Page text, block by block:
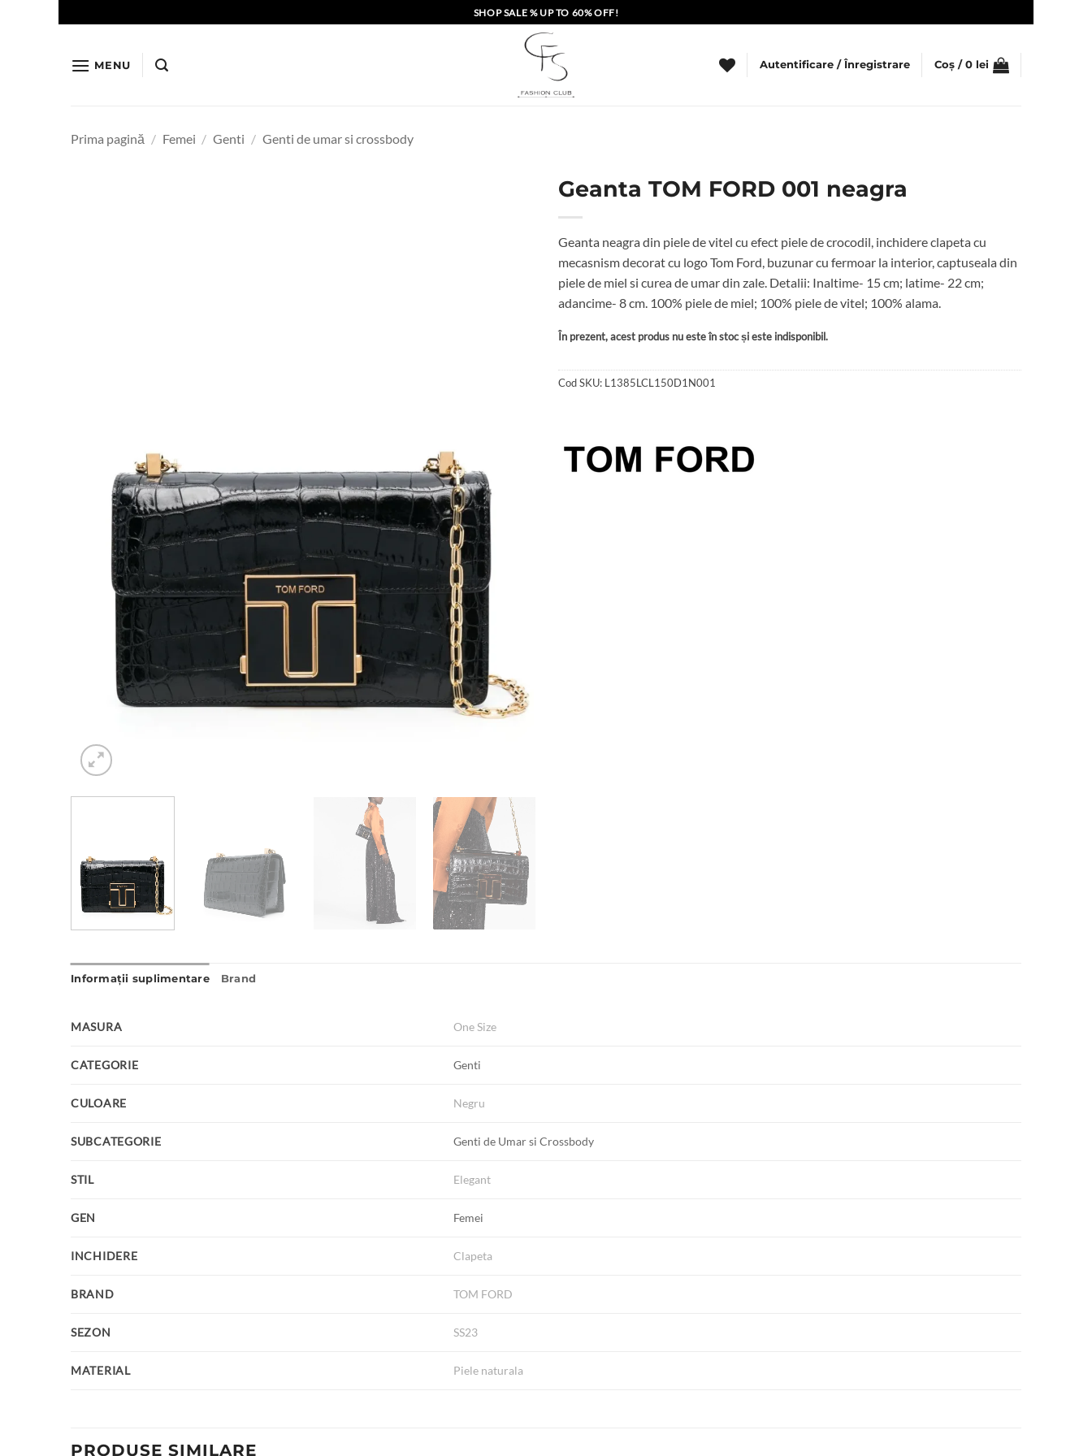
to
SHOP SALE % UP TO 60% OFF!
MENU Autentificare / Înregistrare Coș / 0 lei
Prima pagină / Femei / Genti / Genti de umar si crossbody
Geanta TOM FORD 001 neagra
Geanta neagra din piele de vitel cu efect piele de crocodil, inchidere clapeta cu
mecasnism decorat cu logo Tom Ford, buzunar cu fermoar la interior, captuseala din
piele de miel si curea de umar din zale. Detalii: Inaltime- 15 cm; latime- 22 cm;
adancime- 8 cm. 100% piele de miel; 100% piele de vitel; 100% alama.
În prezent, acest produs nu este în stoc și este indisponibil.
Cod SKU: L1385LCL150D1N001
Informații suplimentare Brand
MASURA One Size
CATEGORIE Genti
CULOARE Negru
SUBCATEGORIE Genti de Umar si Crossbody
STIL Elegant
GEN Femei
INCHIDERE Clapeta
BRAND TOM FORD
SEZON SS23
MATERIAL Piele naturala
PRODUSE SIMILARE